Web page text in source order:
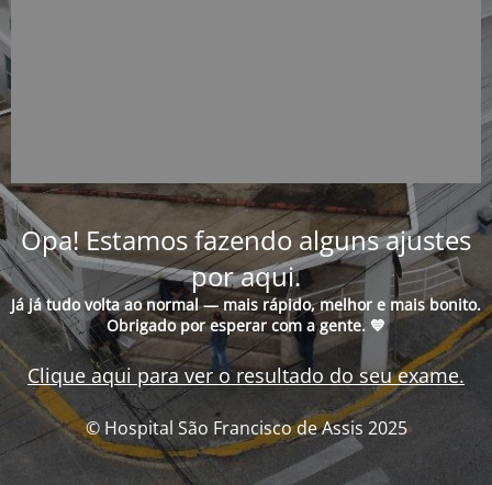
Opa! Estamos fazendo alguns ajustes
por aqui.
Já já tudo volta ao normal — mais rápido, melhor e mais bonito.
Obrigado por esperar com a gente. 💙
Clique aqui para ver o resultado do seu exame.
© Hospital São Francisco de Assis 2025